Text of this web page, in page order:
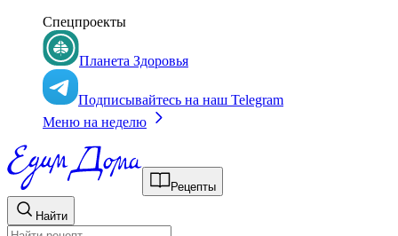
Спецпроекты
Планета Здоровья
Подписывайтесь на наш Telegram
Меню на неделю
Рецепты
Найти